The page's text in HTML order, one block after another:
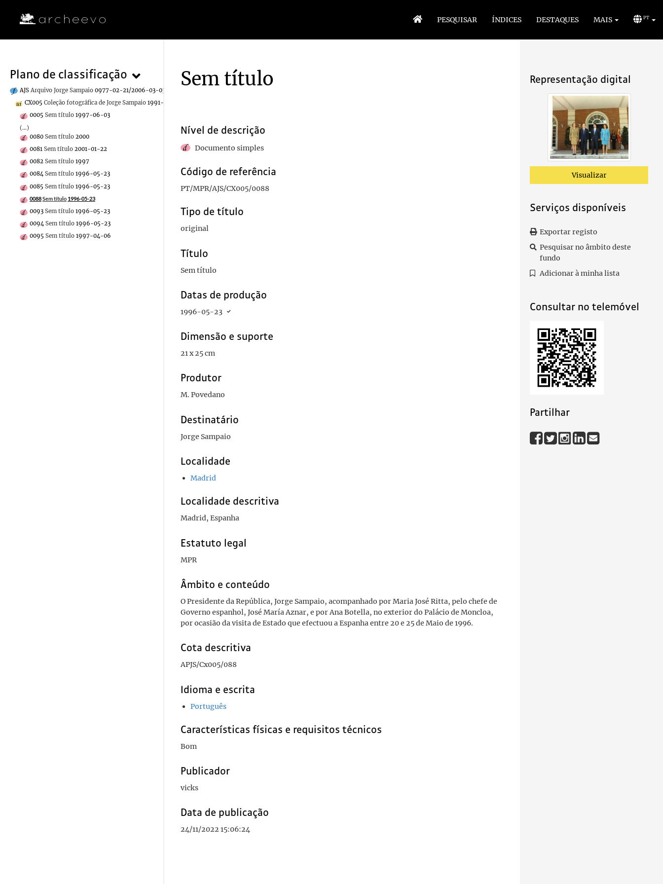
PESQUISAR ÍNDICES DESTAQUES MAIS PT
Plano de classificação
AJS Arquivo Jorge Sampaio 0977-02-21/2006-03-03
CX005 Coleção fotográfica de Jorge Sampaio 1991-12-13/2005-10-13
0005 Sem título 1997-06-03
(...)
0080 Sem título 2000
0081 Sem título 2001-01-22
0082 Sem título 1997
0084 Sem título 1996-05-23
0085 Sem título 1996-05-23
0088Sem título 1996-05-23
0093 Sem título 1996-05-23
0094 Sem título 1996-05-23
0095 Sem título 1997-04-06
Representação digital
Visualizar
Serviços disponíveis
Exportar registo
Pesquisar no âmbito deste
fundo
Adicionar à minha lista
Consultar no telemóvel
Partilhar
Sem título
Nível de descrição
Documento simples
Código de referência
PT/MPR/AJS/CX005/0088
Tipo de título
original
Título
Sem título
Datas de produção
1996-05-23
Dimensão e suporte
21 x 25 cm
Produtor
M. Povedano
Destinatário
Jorge Sampaio
Localidade
Madrid
Localidade descritiva
Madrid, Espanha
Estatuto legal
MPR
Âmbito e conteúdo
O Presidente da República, Jorge Sampaio, acompanhado por Maria José Ritta, pelo chefe de
Governo espanhol, José María Aznar, e por Ana Botella, no exterior do Palácio de Moncloa,
por ocasião da visita de Estado que efectuou a Espanha entre 20 e 25 de Maio de 1996.
Cota descritiva
APJS/Cx005/088
Idioma e escrita
Português
Características físicas e requisitos técnicos
Bom
Publicador
vicks
Data de publicação
24/11/2022 15:06:24